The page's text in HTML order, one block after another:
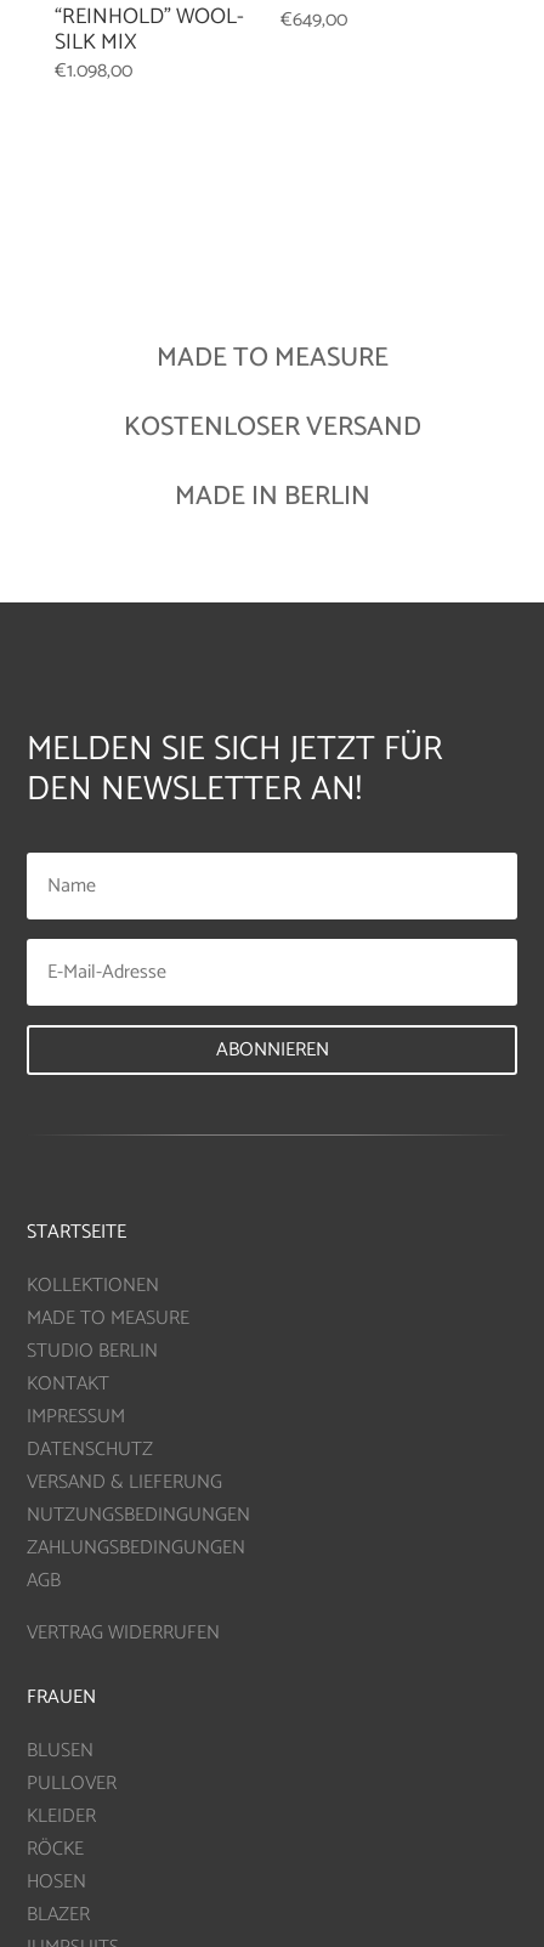
“REINHOLD” WOOL-
SILK MIX
€1.098,00
€649,00
MADE TO MEASURE
KOSTENLOSER VERSAND
MADE IN BERLIN
MELDEN SIE SICH JETZT FÜR
DEN NEWSLETTER AN!
ABONNIEREN
STARTSEITE
KOLLEKTIONEN
MADE TO MEASURE
STUDIO BERLIN
KONTAKT
IMPRESSUM
DATENSCHUTZ
VERSAND & LIEFERUNG
NUTZUNGSBEDINGUNGEN
ZAHLUNGSBEDINGUNGEN
AGB
VERTRAG WIDERRUFEN
FRAUEN
BLUSEN
PULLOVER
KLEIDER
RÖCKE
HOSEN
BLAZER